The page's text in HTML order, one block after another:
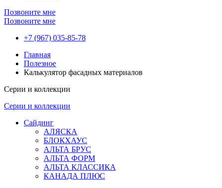
Позвоните мне
Позвоните мне
+7 (967) 035-85-78
Главная
Полезное
Калькулятор фасадных материалов
Серии и коллекции
Серии и коллекции
Сайдинг
АЛЯСКА
БЛОКХАУС
АЛЬТА БРУС
АЛЬТА ФОРМ
АЛЬТА КЛАССИКА
КАНАДА ПЛЮС